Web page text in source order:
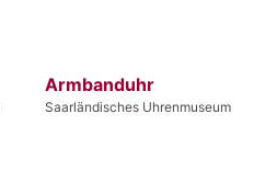
Armbanduhr
Saarländisches Uhrenmuseum